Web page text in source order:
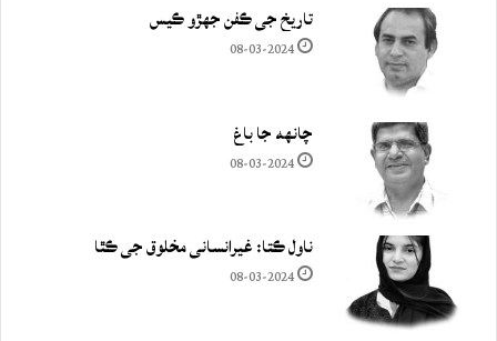
تاريخ جي ڪفن جھڙو ڪيس
08-03-2024
چانهه جا باغ
08-03-2024
ناول ڪتا: غيرانساني مخلوق جي ڪٿا
08-03-2024